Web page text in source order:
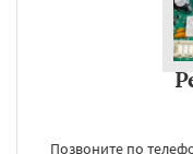
Позвоните по